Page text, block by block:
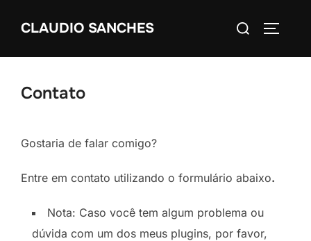
paraCLAUDIO SANCHES
Pesquisar
Contato
Gostaria de falar comigo?
Entre em contato utilizando o formulário abaixo.
Nota: Caso você tem algum problema ou
dúvida com um dos meus plugins, por favor,